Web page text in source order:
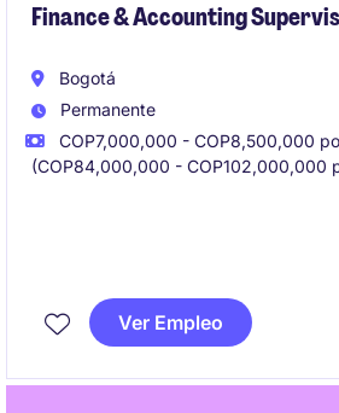
Finance & Accounting
Bogotá
Permanente
COP7,000,000 - COP8,500,000
(COP84,000,000 - COP102,000,000
Financial Analyst
to support the
of our Swiss entities while
Ver Empleo